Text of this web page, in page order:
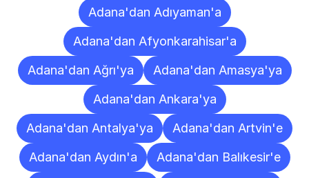
Adana'dan Adıyaman'a
Adana'dan Afyonkarahisar'a
Adana'dan Ağrı'ya
Adana'dan Amasya'ya
Adana'dan Ankara'ya
Adana'dan Antalya'ya
Adana'dan Artvin'e
Adana'dan Aydın'a
Adana'dan Balıkesir'e